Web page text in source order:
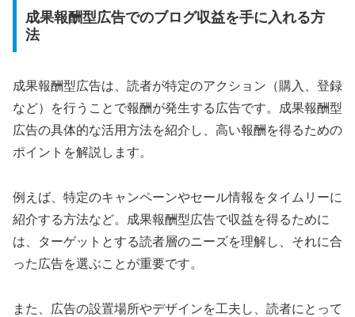
成果報酬型広告でのブログ収益を手に入れる方
法
成果報酬型広告は、読者が特定のアクション（購入、登録
など）を行うことで報酬が発生する広告です。成果報酬型
広告の具体的な活用方法を紹介し、高い報酬を得るための
ポイントを解説します。
例えば、特定のキャンペーンやセール情報をタイムリーに
紹介する方法など。成果報酬型広告で収益を得るために
は、ターゲットとする読者層のニーズを理解し、それに合
った広告を選ぶことが重要です。
また、広告の設置場所やデザインを工夫し、読者にとって